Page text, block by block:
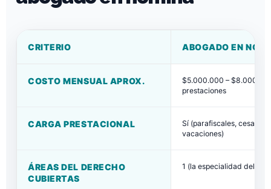
CRITERIO ABOGADO EN
COSTO MENSUAL APROX.
$5.000.000 –
prestaciones
CARGA PRESTACIONAL
Sí (parafiscales,
vacaciones)
ÁREAS DEL DERECHO
CUBIERTAS
1 (la especialidad del